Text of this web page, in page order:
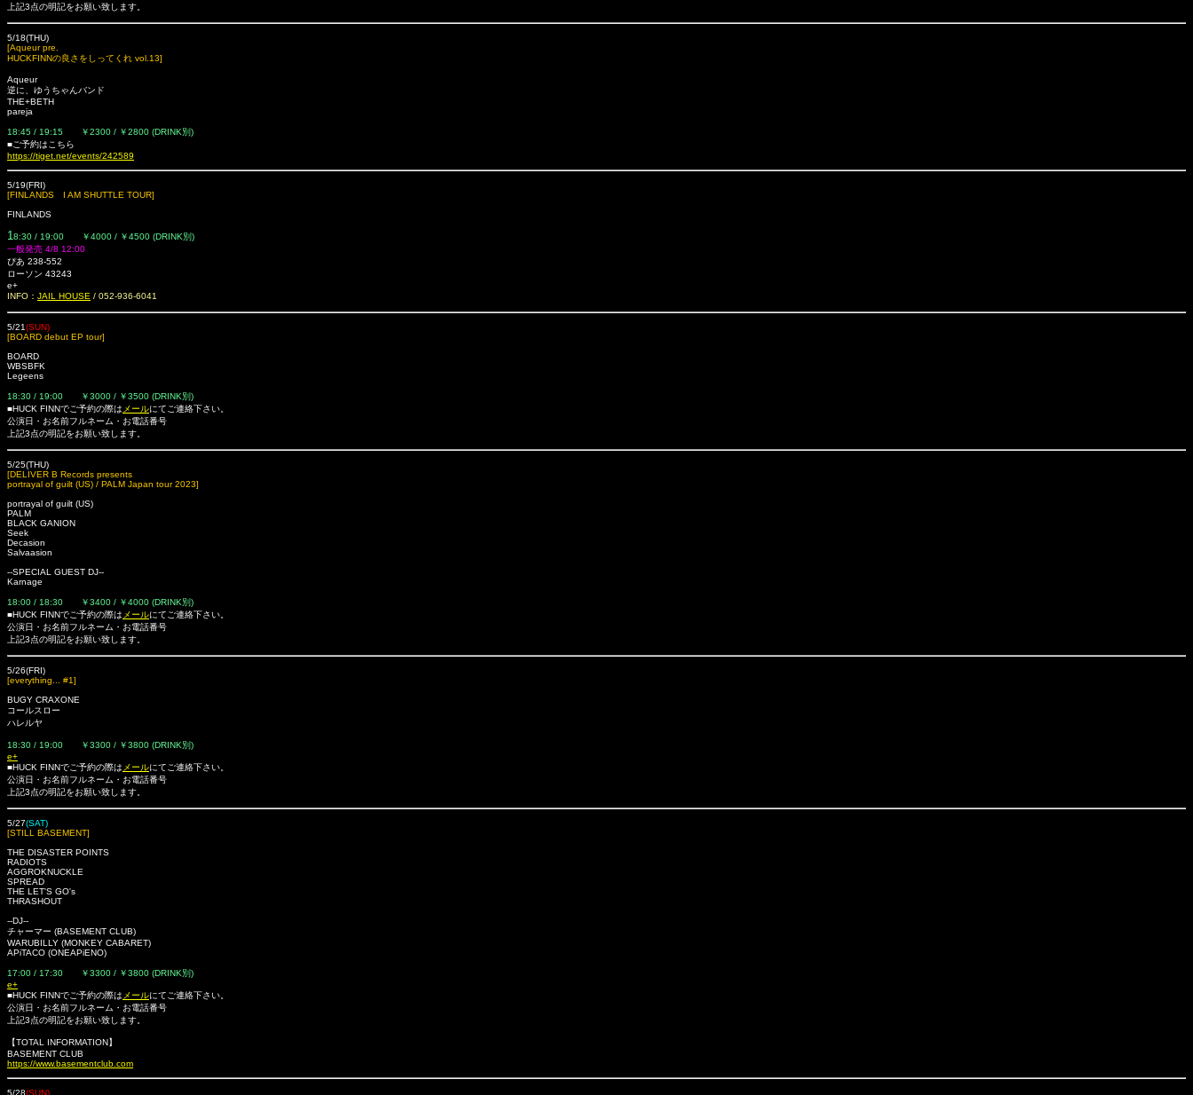
上記3点の明記をお願い致します。
5/18(THU)
[Aqueur pre.
HUCKFINNの良さをしってくれ vol.13]
Aqueur
逆に、ゆうちゃんバンド
THE+BETH
pareja
18:45 / 19:15 ￥2300 / ￥2800 (DRINK別)
■ご予約はこちら
https://tiget.net/events/242589
5/19(FRI)
[FINLANDS I AM SHUTTLE TOUR]
FINLANDS
18:30 / 19:00 ￥4000 / ￥4500 (DRINK別)
一般発売 4/8 12:00
ぴあ 238-552
ローソン 43243
e+
INFO： JAIL HOUSE / 052-936-6041
5/21(SUN)
[BOARD debut EP tour]
BOARD
WBSBFK
Legeens
18:30 / 19:00 ￥3000 / ￥3500 (DRINK別)
■HUCK FINNでご予約の際は メールにてご連絡下さい。
公演日・お名前フルネーム・お電話番号
上記3点の明記をお願い致します。
5/25(THU)
[DELIVER B Records presents
portrayal of guilt (US) / PALM Japan tour 2023]
portrayal of guilt (US)
PALM
BLACK GANION
Seek
Decasion
Salvaasion
--SPECIAL GUEST DJ--
Karnage
18:00 / 18:30 ￥3400 / ￥4000 (DRINK別)
■HUCK FINNでご予約の際は メールにてご連絡下さい。
公演日・お名前フルネーム・お電話番号
上記3点の明記をお願い致します。
5/26(FRI)
[everything... #1]
BUGY CRAXONE
コールスロー
ハレルヤ
18:30 / 19:00 ￥3300 / ￥3800 (DRINK別)
e+
■HUCK FINNでご予約の際は メールにてご連絡下さい。
公演日・お名前フルネーム・お電話番号
上記3点の明記をお願い致します。
5/27(SAT)
[STILL BASEMENT]
THE DISASTER POINTS
RADIOTS
AGGROKNUCKLE
SPREAD
THE LET'S GO's
THRASHOUT
--DJ--
チャーマー (BASEMENT CLUB)
WARUBILLY (MONKEY CABARET)
APiTACO (ONEAPiENO)
17:00 / 17:30 ￥3300 / ￥3800 (DRINK別)
e+
■HUCK FINNでご予約の際は メールにてご連絡下さい。
公演日・お名前フルネーム・お電話番号
上記3点の明記をお願い致します。
【TOTAL INFORMATION】
BASEMENT CLUB
https://www.basementclub.com
5/28(SUN)